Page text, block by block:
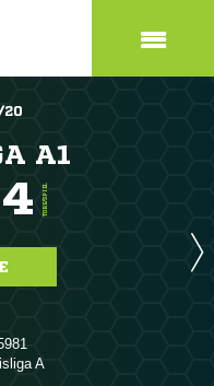
20
A1
4 TORE/SPIEL
A